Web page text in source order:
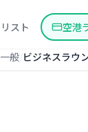
スト 空港
般 ビジネスラウ